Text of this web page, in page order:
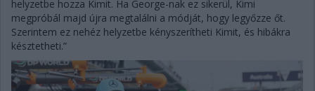
helyzetbe hozza Kimit. Ha George-nak ez sikerül, Kimi
megpróbál majd újra megtalálni a módját, hogy legyőzze őt.
Szerintem ez nehéz helyzetbe kényszerítheti Kimit, és hibákra
késztetheti.”